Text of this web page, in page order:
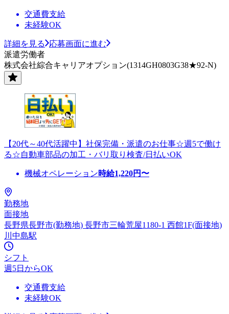
交通費支給
未経験OK
詳細を見る
応募画面に進む
派遣労働者
株式会社綜合キャリアオプション(1314GH0803G38★92-N)
【20代～40代活躍中】社保完備・派遣のお仕事☆週5で働け
る☆自動車部品の加工・バリ取り検査/日払いOK
機械オペレーション時給1,220円〜
勤務地
面接地
長野県長野市(勤務地) 長野市三輪荒屋1180-1 西館1F(面接地)
川中島駅
シフト
週5日からOK
交通費支給
未経験OK